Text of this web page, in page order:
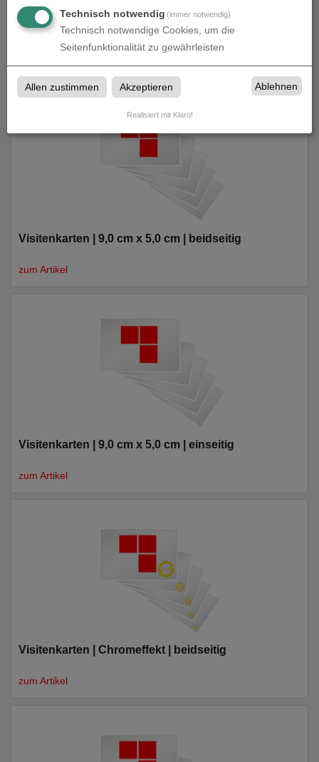
Visitenkarten | 8,5 cm x 5,5 cm | einseitig
zum Artikel
Visitenkarten | 9,0 cm x 5,0 cm | beidseitig
zum Artikel
Visitenkarten | 9,0 cm x 5,0 cm | einseitig
zum Artikel
Visitenkarten | Chromeffekt | beidseitig
zum Artikel
Technisch notwendig (immer notwendig)
Technisch notwendige Cookies, um die
Seitenfunktionalität zu gewährleisten
Allen zustimmen Akzeptieren Ablehnen
Realisiert mit Klaro!